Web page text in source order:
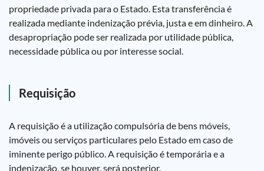
propriedade privada para o Estado. Esta transferência é
realizada mediante indenização prévia, justa e em dinheiro. A
desapropriação pode ser realizada por utilidade pública,
necessidade pública ou por interesse social.
Requisição
A requisição é a utilização compulsória de bens móveis,
imóveis ou serviços particulares pelo Estado em caso de
iminente perigo público. A requisição é temporária e a
indenização, se houver, será posterior.